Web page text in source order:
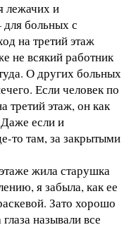
лежачих и
больных с
на третий этаж
не всякий работник
О других больных
Если человек по
третий этаж, он как
если и
то там, за закрытыми
жила старушка
я забыла, как ее
Зато хорошо
называли все